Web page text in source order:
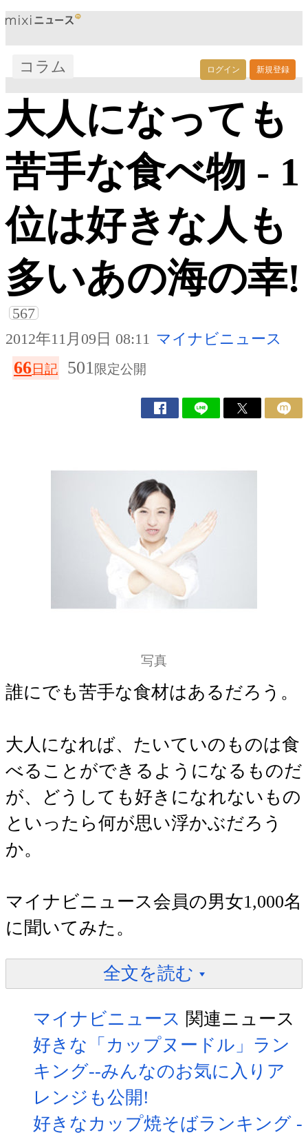
ログイン 新規登録
コラム
大人になっても
苦手な食べ物 - 1
位は好きな人も
多いあの海の幸!
567
2012年11月09日 08:11 マイナビニュース
66日記 501 限定公開
写真
誰にでも苦手な食材はあるだろう。
大人になれば、たいていのものは食
べることができるようになるものだ
が、どうしても好きになれないもの
といったら何が思い浮かぶだろう
か。
マイナビニュース会員の男女1,000名
に聞いてみた。
全文を読む
マイナビニュース 関連ニュース
好きな「カップヌードル」ラン
キング--みんなのお気に入りア
レンジも公開!
好きなカップ焼そばランキング -